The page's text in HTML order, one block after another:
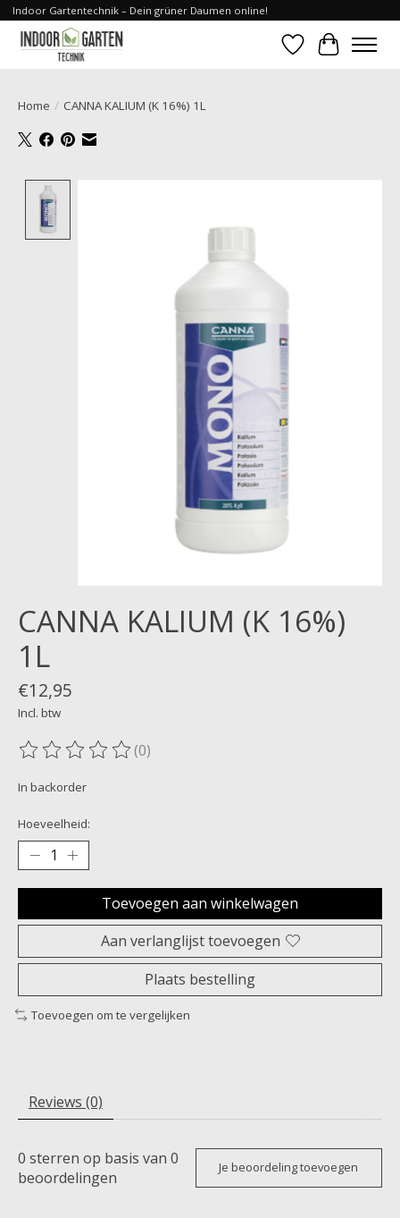
Indoor Gartentechnik – Dein grüner Daumen online!
Verlanglijst
Home / CANNA KALIUM (K 16%) 1L
CANNA KALIUM (K 16%)
1L
€12,95
Incl. btw
De beoordeling van dit product is
(0)
In backorder
Hoeveelheid:
Toevoegen aan winkelwagen
Aan verlanglijst toevoegen
Plaats bestelling
Toevoegen om te vergelijken
Reviews (0)
0 sterren op basis van 0
beoordelingen
Je beoordeling toevoegen